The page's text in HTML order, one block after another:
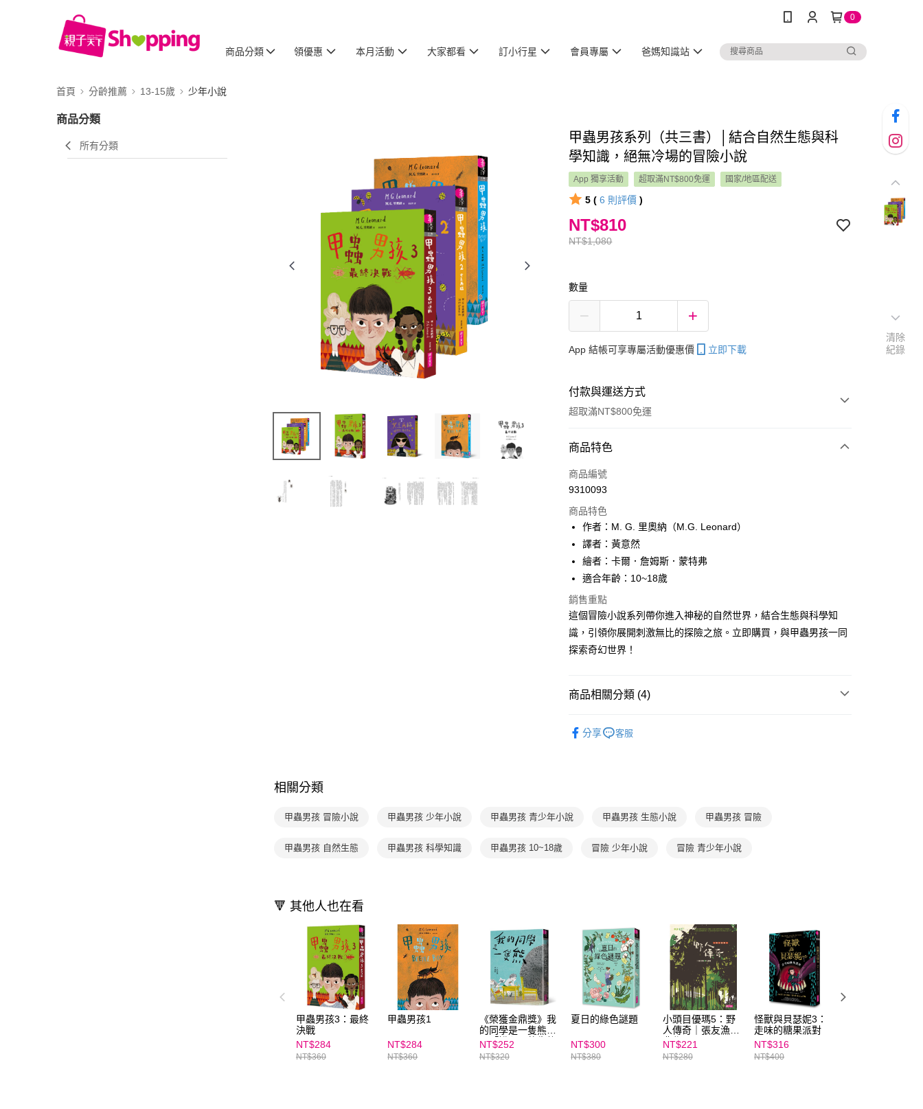
0
商品分類 領優惠 本月活動 大家都看 訂小行星 會員專屬 爸媽知識站
首頁 分齡推薦 13-15歲 少年小說
商品分類
所有分類
甲蟲男孩系列（共三書）│結合自然生態與科
學知識，絕無冷場的冒險小說
App 獨享活動 超取滿NT$800免運 國家/地區配送
5 ( 6 則評價 )
NT$1,080
NT$810
數量
App 結帳可享專屬活動優惠價 立即下載
付款與運送方式
超取滿NT$800免運
付款方式
信用卡一次付款
Apple Pay
大哥付你分期
相關說明
【大哥付你分期使用說明】
2.付款方式選擇「大哥付你分期」，訂單成立後會自動跳轉到大哥付的交易
流程，驗證手機門號後，選擇欲分期的期數、繳款截止日，確認付款後即
完成交易。
3.實際核准額度、可分期數及費用金額請依後續交易確認頁面所載為準。
4.訂單成立30分鐘內，如未前往確認交易或遇審核未通過，訂單將自動取
【繳款方式說明】
1.分期款項不併入電信帳單，「大哥付你分期」於每月結算日後寄送繳費提
2.透過簡訊連結打開帳單後，可選擇「超商條碼／台灣大直營門市／銀行轉
帳／街口支付／iPASS MONEY」等通路繳費。
2.基於同意付款使用「大哥付你分期」之契約關係目的，商店將以您的個人
3.完整用戶服務條款，請詳閱以下連結：https://oppay.tw/userRule
相關說明
【關於「AFTEE先享後付」】
AFTEE先享後付是「在收到商品之後才付款」的支付方式。 讓您購物簡單
１．簡單：不需註冊會員、不需綁卡、不需儲值。
付」結帳頁面，進行簡訊認證並確認金額後，即可完成結帳。
２．訂單成立數日內，您將收到繳費通知簡訊。
※ 交易是否成功請以「AFTEE先享後付 」之結帳頁面顯示為準，若有關於
https://aftee.tw/terms/#terms3
３．未成年的使用者請事先徵得法定代理人或監護人之同意方可使用
「AFTEE先享後付」，若未經同意申辦者引起之損失，本公司不負相關責
任。
４．使用「AFTEE先享後付」時，將依據個別帳號之用戶狀況，依本公司
即時審查核予不同之上限額度；若仍有額度不足之情形，本公司將視審查
結果請求用戶進行身份認證。
５．嚴禁一人註冊多個帳號或使用他人資訊註冊。若發現惡意使用之情
形，恩沛科技股份有限公司將有權停止該用戶之使用額度並採取法律行
ATM付款
付款後全家取貨
付款後7-11取貨
每筆NT$200
商品特色
商品編號
9310093
商品特色
作者：M. G. 里奧納（M.G. Leonard）
譯者：黃意然
繪者：卡爾．詹姆斯．蒙特弗
適合年齡：10~18歲
銷售重點
這個冒險小說系列帶你進入神秘的自然世界，結合生態與科學知
識，引領你展開刺激無比的探險之旅。立即購買，與甲蟲男孩一同
探索奇幻世界！
商品相關分類 (4)
分享 客服
相關分類
甲蟲男孩 冒險小說 甲蟲男孩 少年小說 甲蟲男孩 青少年小說 甲蟲男孩 生態小說 甲蟲男孩 冒險
甲蟲男孩 自然生態 甲蟲男孩 科學知識 甲蟲男孩 10~18歲 冒險 少年小說 冒險 青少年小說
🔻 其他人也在看
甲蟲男孩3：最終
決戰
NT$284
NT$360
甲蟲男孩1
NT$284
NT$360
《榮獲金鼎獎》我
的同學是一隻熊，
最「揪心」的生態
教育讀本｜張友漁
經典作品｜對應
NT$252
NT$320
夏日的綠色謎題
NT$300
NT$380
小頭目優瑪5：野
人傳奇｜張友漁經
典作品
NT$221
NT$280
怪獸與貝瑟妮3：
走味的糖果派對
NT$316
NT$400
清除
紀錄